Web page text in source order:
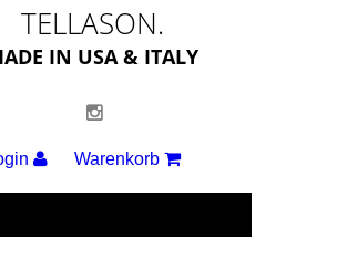
TELLASON.
IN USA & ITALY
Warenkorb